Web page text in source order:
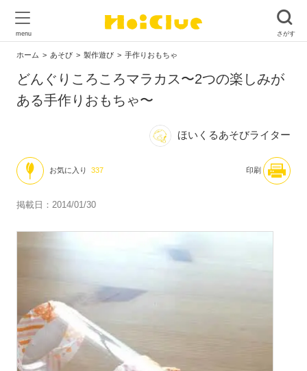
ホーム あそび 製作遊び 手作りおもちゃ
どんぐりころころマラカス〜2つの楽しみが
ある手作りおもちゃ〜
ほいくるあそびライター
お気に入り 337 印刷
掲載日：2014/01/30